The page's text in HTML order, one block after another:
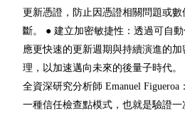
更新憑證，防止因憑證相關問題或
斷。 ● 建立加密敏捷性：透過可自
應更快速的更新週期與持續演進的
理，以加速邁向未來的後量子時代
全資深研究分析師 Emanuel
一種信任檢查點模式，也就是驗證